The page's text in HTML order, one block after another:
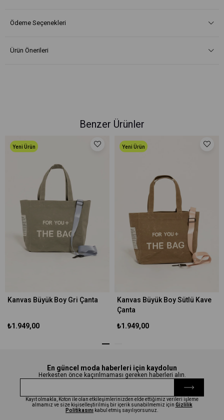
Ödeme Seçenekleri
Ürün Önerileri
Benzer Ürünler
Kanvas Büyük Boy Gri Çanta
Yeni Ürün
₺1.949,00
Kanvas Büyük Boy Sütlü Kave
Çanta
Yeni Ürün
₺1.949,00
En güncel moda haberleri için kaydolun
Herkesten önce kaçırılmaması gereken haberleri alın.
Kayıt olmakla, Koton ile olan etkileşimlerinizden elde ettiğimiz verileri işleme
almamız ve size kişiselleştirilmiş bir içerik sunabilmemiz için Gizlilik
Politikasını kabul etmiş sayılıyorsunuz.